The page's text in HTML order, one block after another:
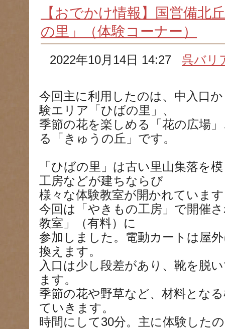
【おでかけ情報】国営備北
の里」（体験コーナー）
2022年10月14日 14:27呉バリ
今回主に利用したのは、中入口
験エリア「ひばの里」、
季節の花を楽しめる「花の広場
る「きゅうの丘」です。
「ひばの里」は古い里山集落を
工房などが建ちならび
様々な体験教室が開かれていま
今回は「やきもの工房」で開催
教室」（有料）に
参加しました。電動カートは屋
換えます。
入口は少し段差があり、靴を脱
ます。
季節の花や野草など、材料とな
ていきます。
時間にして30分。主に体験した